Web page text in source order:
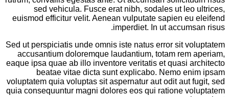
sed vehicula. Fusce erat nibh, sodales ut leo ultrices,
euismod efficitur velit. Aenean vulputate sapien eu eleifend
imperdiet. In ut accumsan risus.
Sed ut perspiciatis unde omnis iste natus error sit voluptatem
accusantium doloremque laudantium, totam rem aperiam,
eaque ipsa quae ab illo inventore veritatis et quasi architecto
beatae vitae dicta sunt explicabo. Nemo enim ipsam
voluptatem quia voluptas sit aspernatur aut odit aut fugit, sed
quia consequuntur magni dolores eos qui ratione voluptatem